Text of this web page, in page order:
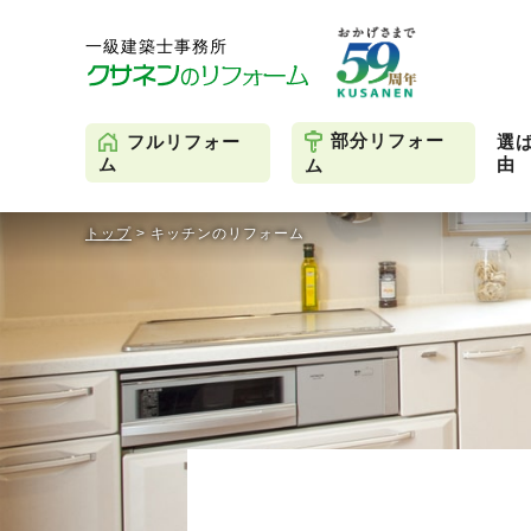
フルリフォー
ム
部分リフォー
ム
選
由
トップ > キッチンのリフォーム